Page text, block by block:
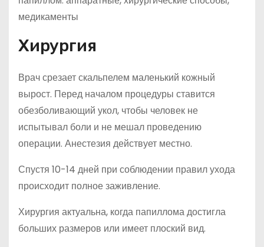
Хирургия
Врач срезает скальпелем маленький кожный
вырост. Перед началом процедуры ставится
обезболивающий укол, чтобы человек не
испытывал боли и не мешал проведению
операции. Анестезия действует местно.
Спустя 10-14 дней при соблюдении правил ухода
происходит полное заживление.
Хирургия актуальна, когда папиллома достигла
больших размеров или имеет плоский вид.